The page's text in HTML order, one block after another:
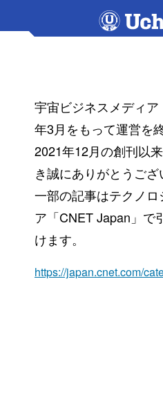
宇宙ビジネスメディ
年3月をもって運営を
2021年12月の創刊以
き誠にありがとうござ
一部の記事はテクノ
ア「CNET Japan」で
けます。
https://japan.cnet.com/